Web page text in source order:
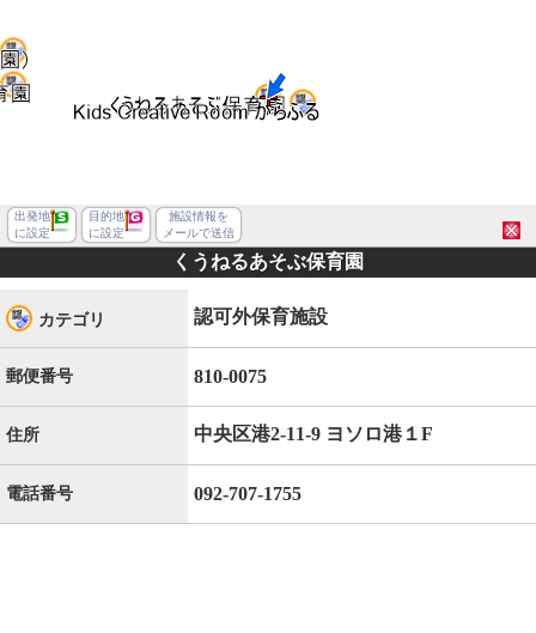
出発地
に設定
目的地
に設定
施設情報を
メールで送信
くうねるあそぶ保育園
カテゴリ 認可外保育施設
郵便番号 810-0075
住所 中央区港2-11-9 ヨソロ港１F
電話番号 092-707-1755